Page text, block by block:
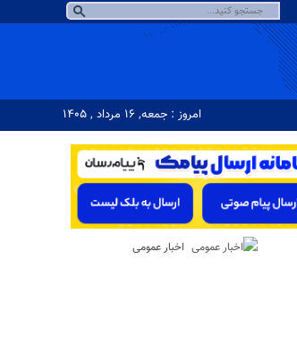
امروز : جمعه, ۱۶ مرداد , ۱۴۰۵
اخبار عمومی